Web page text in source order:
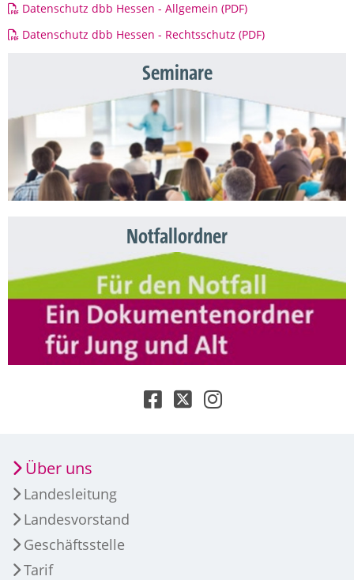
Datenschutz dbb Hessen - Allgemein (PDF)
Datenschutz dbb Hessen - Rechtsschutz (PDF)
Seminare
Notfallordner
Über uns
Landesleitung
Landesvorstand
Geschäftsstelle
Tarif